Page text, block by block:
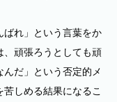
れ」という言葉をか
、頑張ろうとしても頑
だ」という否定的メ
しめる結果になるこ